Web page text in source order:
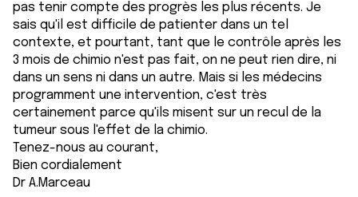
pas tenir compte des progrès les plus récents. Je
sais qu'il est difficile de patienter dans un tel
contexte, et pourtant, tant que le contrôle après les
3 mois de chimio n'est pas fait, on ne peut rien dire, ni
dans un sens ni dans un autre. Mais si les médecins
programment une intervention, c'est très
certainement parce qu'ils misent sur un recul de la
tumeur sous l'effet de la chimio.
Tenez-nous au courant,
Bien cordialement
Dr A.Marceau